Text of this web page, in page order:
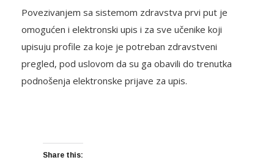
Povezivanjem sa sistemom zdravstva prvi put je
omogućen i elektronski upis i za sve učenike koji
upisuju profile za koje je potreban zdravstveni
pregled, pod uslovom da su ga obavili do trenutka
podnošenja elektronske prijave za upis.
Share this: